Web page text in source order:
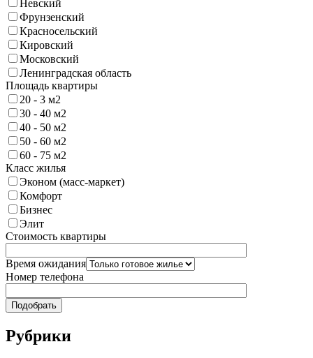
Невский
Фрунзенский
Красносельский
Кировский
Московский
Ленинградская область
Площадь квартиры
20 - 3 м2
30 - 40 м2
40 - 50 м2
50 - 60 м2
60 - 75 м2
Класс жилья
Эконом (масс-маркет)
Комфорт
Бизнес
Элит
Стоимость квартиры
Время ожидания
Номер телефона
Рубрики